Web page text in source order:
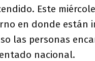
Este
en donde están
las personas
nacional.